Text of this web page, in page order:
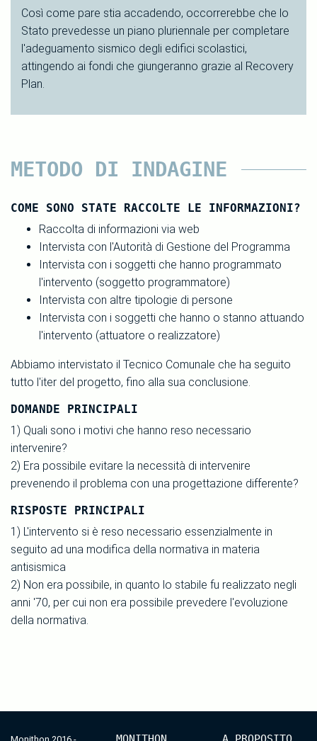
Così come pare stia accadendo, occorrerebbe che lo
Stato prevedesse un piano pluriennale per completare
l'adeguamento sismico degli edifici scolastici,
attingendo ai fondi che giungeranno grazie al Recovery
Plan.
METODO DI INDAGINE
COME SONO STATE RACCOLTE LE INFORMAZIONI?
Raccolta di informazioni via web
Intervista con l'Autorità di Gestione del Programma
Intervista con i soggetti che hanno programmato
l'intervento (soggetto programmatore)
Intervista con altre tipologie di persone
Intervista con i soggetti che hanno o stanno attuando
l'intervento (attuatore o realizzatore)
Abbiamo intervistato il Tecnico Comunale che ha seguito
tutto l'iter del progetto, fino alla sua conclusione.
DOMANDE PRINCIPALI
1) Quali sono i motivi che hanno reso necessario
intervenire?
2) Era possibile evitare la necessità di intervenire
prevenendo il problema con una progettazione differente?
RISPOSTE PRINCIPALI
1) L'intervento si è reso necessario essenzialmente in
seguito ad una modifica della normativa in materia
antisismica
2) Non era possibile, in quanto lo stabile fu realizzato negli
anni '70, per cui non era possibile prevedere l'evoluzione
della normativa.